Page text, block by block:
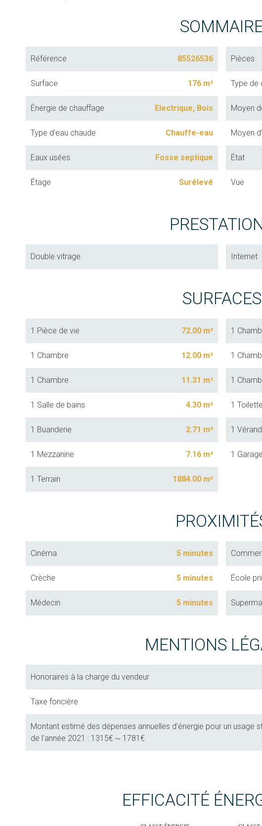
Référence 85526536 Pièces
Surface 176 m² Type de
Énergie de chauffage Electrique, Bois Moyen
Type d'eau chaude Chauffe-eau Moyen
Eaux usées Fosse septique État
Étage Surélevé Vue
Double vitrage Internet
SURFACES
1 Pièce de vie 72.00 m² 1
1 Chambre 12.00 m² 1
1 Chambre 11.31 m² 1
1 Salle de bains 4.30 m² 1
1 Buanderie 2.71 m² 1
1 Mezzanine 7.16 m² 1 Garage
1 Terrain 1884.00 m²
Cinéma 5 minutes
Crèche 5 minutes École
Médecin 5 minutes
MENTIONS
Honoraires à la charge du vendeur
Taxe foncière
Montant estimé des dépenses annuelles d'énergie pour un usage
de l'année 2021 : 1315€ ~ 1781€
EFFICACITÉ